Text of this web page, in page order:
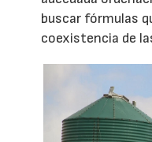
buscar fórmulas
coexistencia de